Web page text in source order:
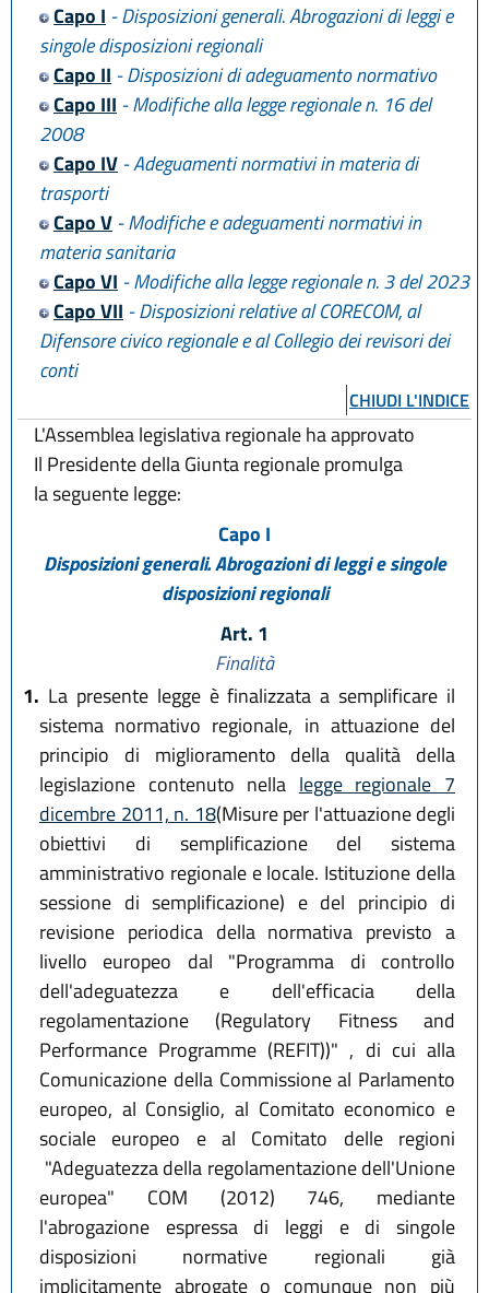
Capo I - Disposizioni generali. Abrogazioni di leggi e
singole disposizioni regionali
Capo II - Disposizioni di adeguamento normativo
Capo III - Modifiche alla legge regionale n. 16 del
2008
Capo IV- Adeguamenti normativi in materia di
trasporti
Capo V- Modifiche e adeguamenti normativi in
materia sanitaria
Capo VI - Modifiche alla legge regionale n. 3 del 2023
Capo VII - Disposizioni relative al CORECOM, al
Difensore civico regionale e al Collegio dei revisori dei
conti
CHIUDI L'INDICE
L'Assemblea legislativa regionale ha approvato
Il Presidente della Giunta regionale promulga
la seguente legge:
Capo I
Disposizioni generali. Abrogazioni di leggi e singole
disposizioni regionali
Art. 1
Finalità
1. La presente legge è finalizzata a semplificare il
sistema normativo regionale, in attuazione del
principio di miglioramento della qualità della
legislazione contenuto nella legge regionale 7
dicembre 2011, n. 18(Misure per l'attuazione degli
obiettivi di semplificazione del sistema
amministrativo regionale e locale. Istituzione della
sessione di semplificazione) e del principio di
revisione periodica della normativa previsto a
livello europeo dal "Programma di controllo
dell'adeguatezza e dell'efficacia della
regolamentazione (Regulatory Fitness and
Performance Programme (REFIT))" , di cui alla
Comunicazione della Commissione al Parlamento
europeo, al Consiglio, al Comitato economico e
sociale europeo e al Comitato delle regioni
"Adeguatezza della regolamentazione dell'Unione
europea" COM (2012) 746, mediante
l'abrogazione espressa di leggi e di singole
disposizioni normative regionali già
implicitamente abrogate o comunque non più